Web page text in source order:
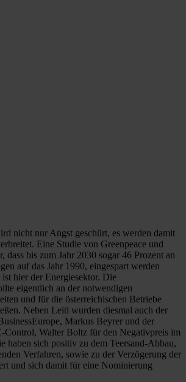
nicht nur Angst geschürt, es werden damit
Eine Studie von Greenpeace und
dass bis zum Jahr 2030 sogar 46 Prozent an
auf das Jahr 1990, eingespart werden
hier der Energiesektor. Die
eigentlich an der notwendigen
und für die österreichischen Betriebe
Neben Leitl wurden diesmal auch der
Markus Beyrer und der
Control, Walter Boltz für den Negativpreis im
haben sich positiv zu dem Teersand-Abbau,
Verfahren, sowie zu der Verzögerung der
und sich damit für eine Nominierung